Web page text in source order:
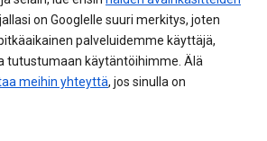
on Googlelle suuri merkitys, joten
palveluidemme käyttäjä,
tutustumaan käytäntöihimme. Älä
meihin yhteyttä, jos sinulla on